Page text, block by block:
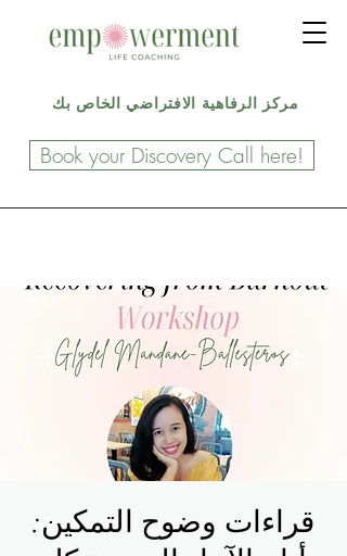
مركز الرفاهية الافتراضي الخاص بك
Book your Discovery Call here!
قراءات وضوح التمكين: